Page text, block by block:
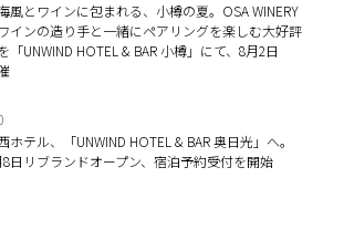
風とワインに包まれる、小樽の夏。OSA WINERY
インの造り手と一緒にペアリングを楽しむ大好評
「UNWIND HOTEL & BAR 小樽」にて、8月2日
ホテル、「UNWIND HOTEL & BAR 奥日光」へ。
8日リブランドオープン、宿泊予約受付を開始